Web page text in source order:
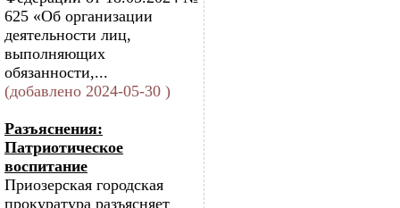
625 «Об организации
деятельности лиц,
выполняющих
обязанности,...
(добавлено 2024-05-30 )
Разъяснения:
Патриотическое
воспитание
Приозерская городская
прокуратура разъясняет